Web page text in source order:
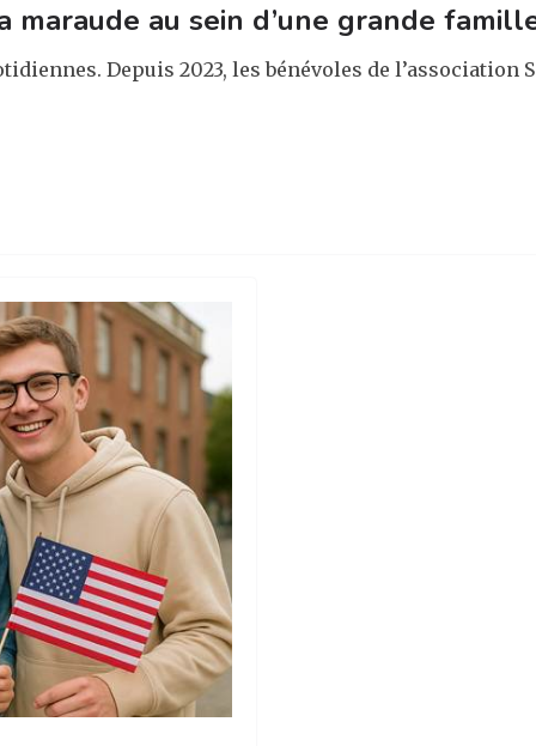
maraude au sein d’une grande
Depuis 2023, les bénévoles de